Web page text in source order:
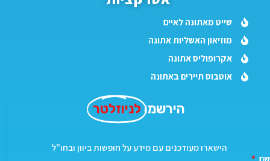
הירשמולניוזלטר
הישארו מעודכנים עם מידע על חופשות ביוון ובחו"ל
שייט מאתונה לאיים
מוזיאון האשליות אתונה
אקרופוליס אתונה
אוטבוס תיירים באתונה